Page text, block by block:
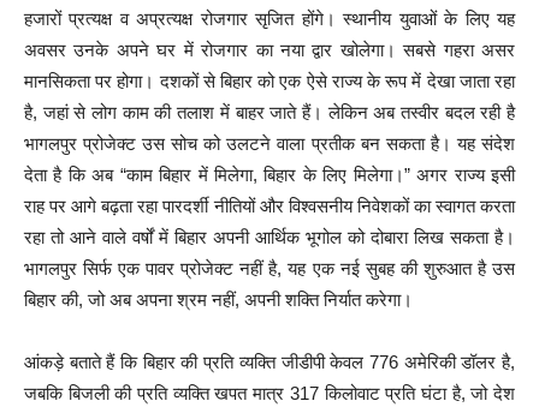
हजारों प्रत्यक्ष व अप्रत्यक्ष रोजगार सृजित होंगे। स्थानीय युवाओं के लिए यह
अवसर उनके अपने घर में रोजगार का नया द्वार खोलेगा। सबसे गहरा असर
मानसिकता पर होगा। दशकों से बिहार को एक ऐसे राज्य के रूप में देखा जाता रहा
है, जहां से लोग काम की तलाश में बाहर जाते हैं। लेकिन अब तस्वीर बदल रही है
भागलपुर प्रोजेक्ट उस सोच को उलटने वाला प्रतीक बन सकता है। यह संदेश
देता है कि अब “काम बिहार में मिलेगा, बिहार के लिए मिलेगा।” अगर राज्य इसी
राह पर आगे बढ़ता रहा पारदर्शी नीतियों और विश्वसनीय निवेशकों का स्वागत करता
रहा तो आने वाले वर्षों में बिहार अपनी आर्थिक भूगोल को दोबारा लिख सकता है।
भागलपुर सिर्फ एक पावर प्रोजेक्ट नहीं है, यह एक नई सुबह की शुरुआत है उस
बिहार की, जो अब अपना श्रम नहीं, अपनी शक्ति निर्यात करेगा।
आंकड़े बताते हैं कि बिहार की प्रति व्यक्ति जीडीपी केवल 776 अमेरिकी डॉलर है,
जबकि बिजली की प्रति व्यक्ति खपत मात्र 317 किलोवाट प्रति घंटा है, जो देश